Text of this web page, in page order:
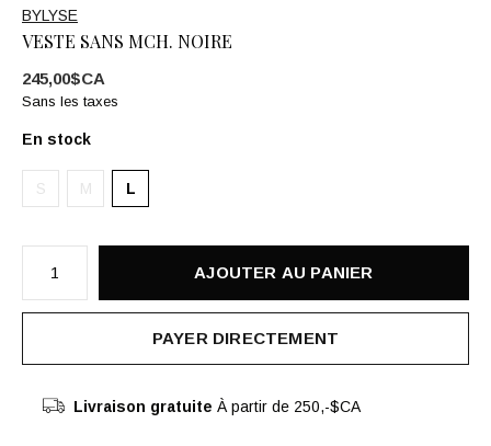
BYLYSE
VESTE SANS MCH. NOIRE
245,00$CA
Sans les taxes
En stock
S M L
AJOUTER AU PANIER
PAYER DIRECTEMENT
Livraison gratuite À partir de 250,-$CA